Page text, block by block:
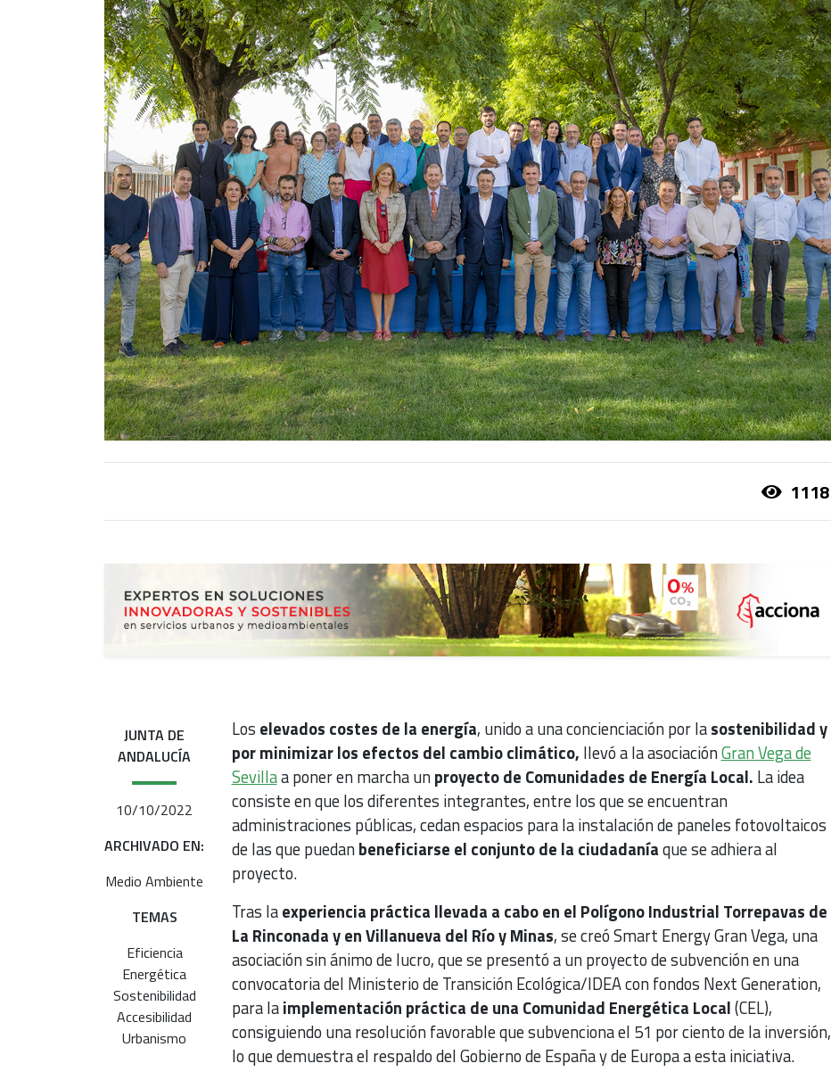
1118
JUNTA DE
ANDALUCÍA
10/10/2022
ARCHIVADO EN:
Medio Ambiente
TEMAS
Eficiencia
Energética
Sostenibilidad
Accesibilidad
Urbanismo
Los elevados costes de la energía, unido a una concienciación por lasostenibilidad y
por minimizar los efectos del cambio climático, llevó a la asociaciónGran Vega de
Sevillaa poner en marcha unproyecto de Comunidades de Energía Local. La idea
consiste en que los diferentes integrantes, entre los que se encuentran
administraciones públicas, cedan espacios para la instalación de paneles fotovoltaicos
de las que puedanbeneficiarse el conjunto de la ciudadaníaque se adhiera al
proyecto.
Tras laexperiencia práctica llevada a cabo en el Polígono Industrial Torrepavas de
La Rinconada y en Villanueva del Río y Minas, se creó Smart Energy Gran Vega, una
asociación sin ánimo de lucro, que se presentó a un proyecto de subvención en una
convocatoria del Ministerio de Transición Ecológica/IDEA con fondos Next Generation,
para laimplementación práctica de una Comunidad Energética Local(CEL),
consiguiendo una resolución favorable que subvenciona el 51 por ciento de la inversión,
lo que demuestra el respaldo del Gobierno de España y de Europa a esta iniciativa.